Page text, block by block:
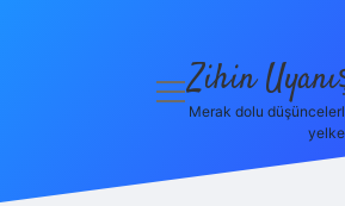
Politikası
menüyü
Zihin
Merak dolu